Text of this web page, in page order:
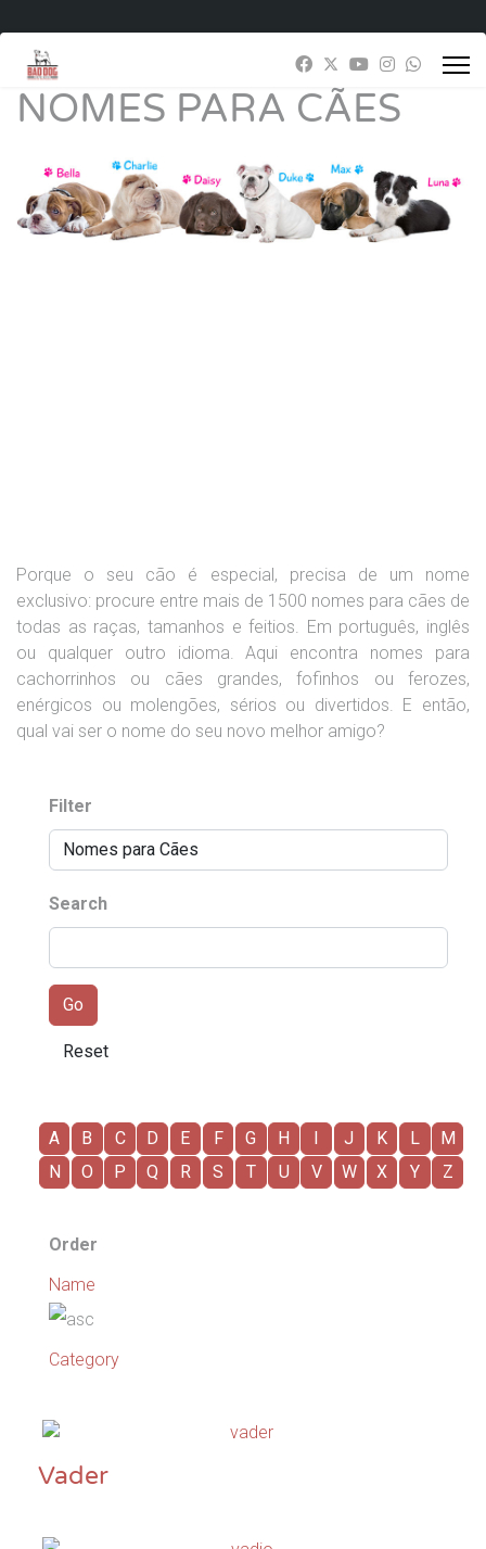
NOMES PARA CÃES
Porque o seu cão é especial, precisa de um nome
exclusivo: procure entre mais de 1500 nomes para cães de
todas as raças, tamanhos e feitios. Em português, inglês
ou qualquer outro idioma. Aqui encontra nomes para
cachorrinhos ou cães grandes, fofinhos ou ferozes,
enérgicos ou molengões, sérios ou divertidos. E então,
qual vai ser o nome do seu novo melhor amigo?
Filter
Search
A B C D E F G H I J K L
M
N
O P Q R S T U V W X Y Z
Order
Name
Category
Vader